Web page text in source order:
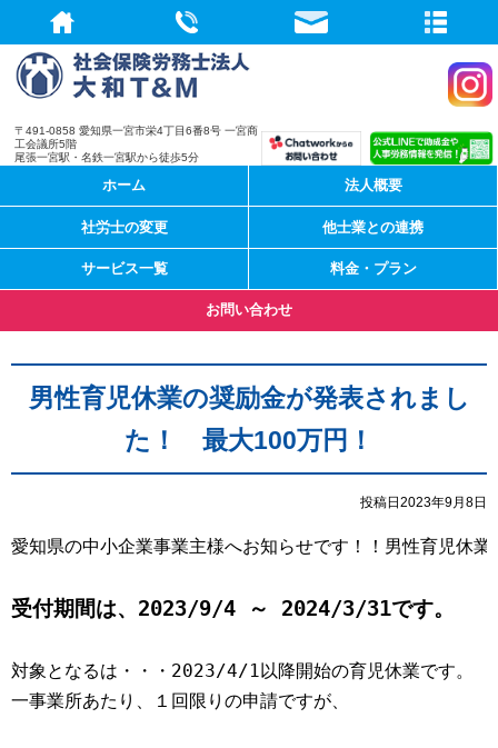
社会保険労
〒491-0858 愛知県一宮市栄4丁目6番8号 一宮商
工会議所5階
尾張一宮駅・名鉄一宮駅から徒歩5分
ホーム 法人概要
社労士の変更 他士業との連携
サービス一覧 料金・プラン
お問い合わせ
男性育児休業の奨励金が発表されまし
た！ 最大100万円！
投稿日2023年9月8日
愛知県の中小企業事業主様へお知らせです！！男性育児休
受付期間は、2023/9/4 ～ 2024/3/31です。
対象となるは・・・2023/4/1以降開始の育児休業です。
一事業所あたり、１回限りの申請ですが、